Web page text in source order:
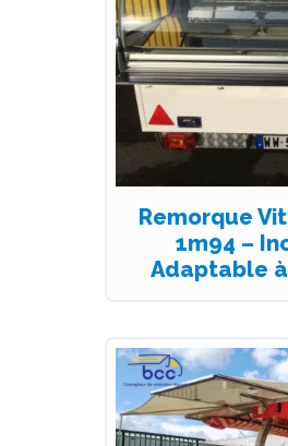
Remorque
1m94 –
Adaptable